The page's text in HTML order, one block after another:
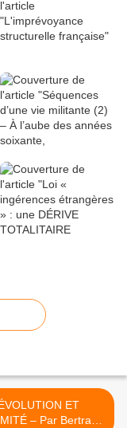
ET
– Par Bertrand